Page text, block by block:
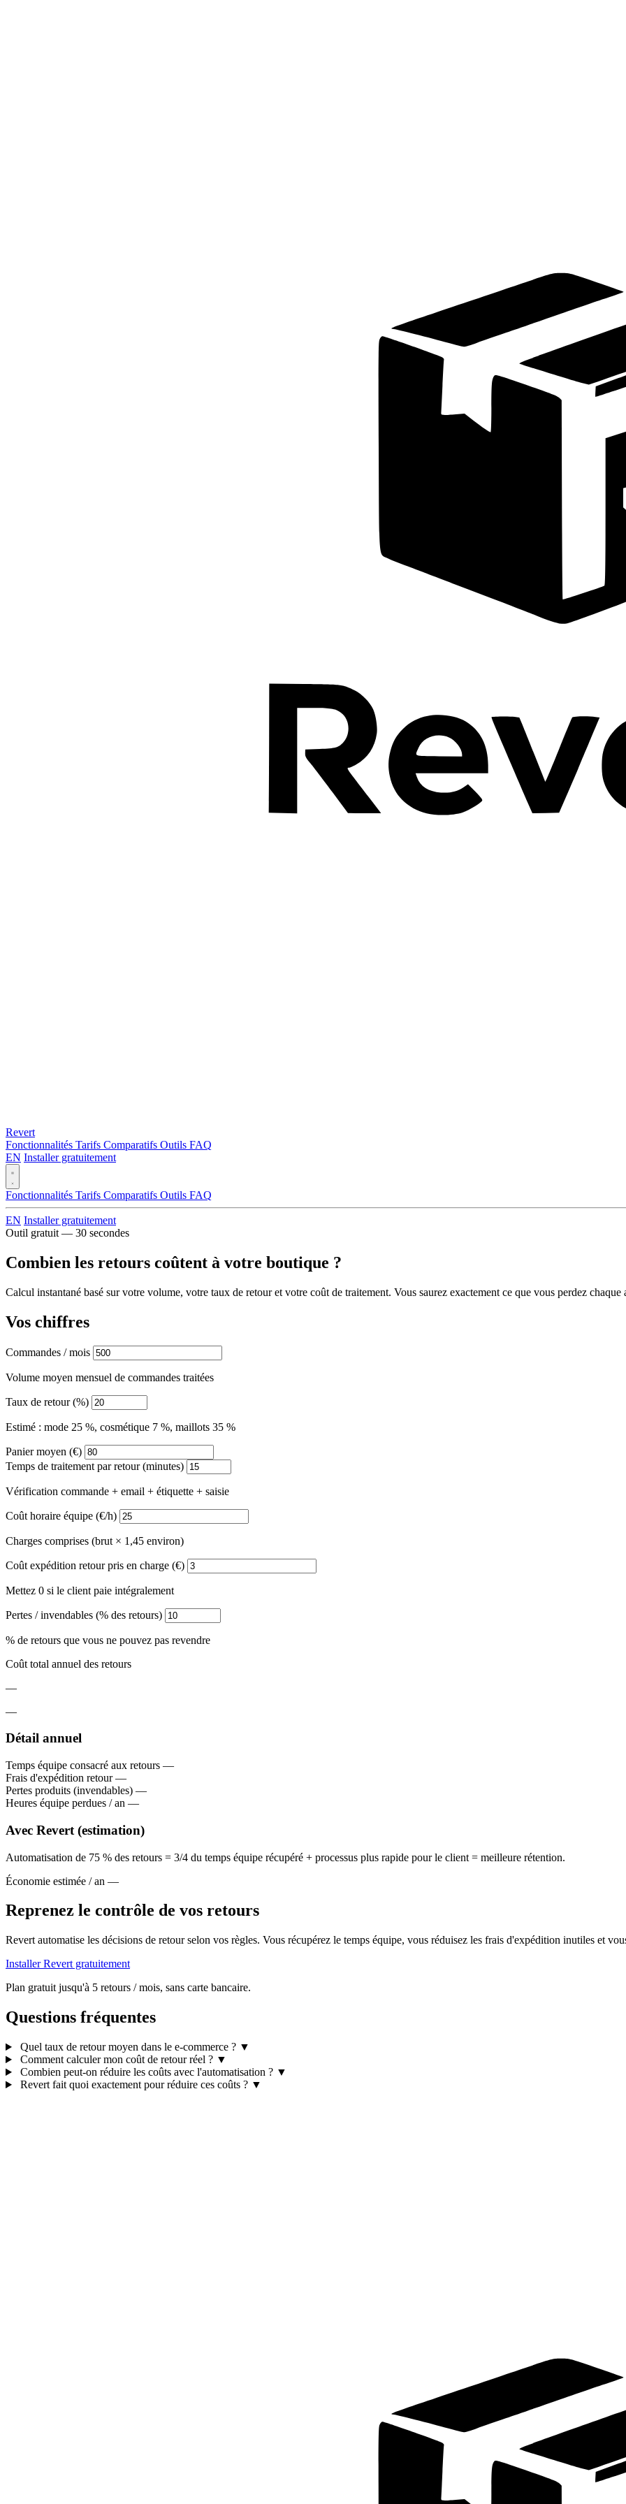
Revert
Fonctionnalités Tarifs Comparatifs Outils FAQ
EN Installer gratuitement
Fonctionnalités Tarifs Comparatifs Outils FAQ
EN Installer gratuitement
Outil gratuit — 30 secondes
Combien les retours coûtent à votre boutique ?
Calcul instantané basé sur votre volume, votre taux de retour et votre coût de traitement. Vous saurez exactement ce que vous perdez chaque
Vos chiffres
Commandes / mois
Volume moyen mensuel de commandes traitées
Taux de retour (%)
Estimé : mode 25 %, cosmétique 7 %, maillots 35 %
Panier moyen (€)
Temps de traitement par retour (minutes)
Vérification commande + email + étiquette + saisie
Coût horaire équipe (€/h)
Charges comprises (brut × 1,45 environ)
Coût expédition retour pris en charge (€)
Mettez 0 si le client paie intégralement
Pertes / invendables (% des retours)
% de retours que vous ne pouvez pas revendre
Coût total annuel des retours
—
—
Détail annuel
Temps équipe consacré aux retours —
Frais d'expédition retour —
Pertes produits (invendables) —
Heures équipe perdues / an —
Avec Revert (estimation)
Automatisation de 75 % des retours = 3/4 du temps équipe récupéré + processus plus rapide pour le client = meilleure rétention.
Économie estimée / an —
Reprenez le contrôle de vos retours
Revert automatise les décisions de retour selon vos règles. Vous récupérez le temps équipe, vous réduisez les frais d'expédition inutiles et
Installer Revert gratuitement
Plan gratuit jusqu'à 5 retours / mois, sans carte bancaire.
Questions fréquentes
Quel taux de retour moyen dans le e-commerce ? ▼
Comment calculer mon coût de retour réel ? ▼
Combien peut-on réduire les coûts avec l'automatisation ? ▼
Revert fait quoi exactement pour réduire ces coûts ? ▼